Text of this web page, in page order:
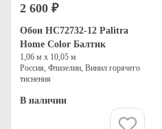
2 600 ₽
Обои HC72732-12 Palitra
Home Color Балтик
1,06 м х 10,05 м
Россия, Флизелин, Винил горячего
тиснения
В наличии